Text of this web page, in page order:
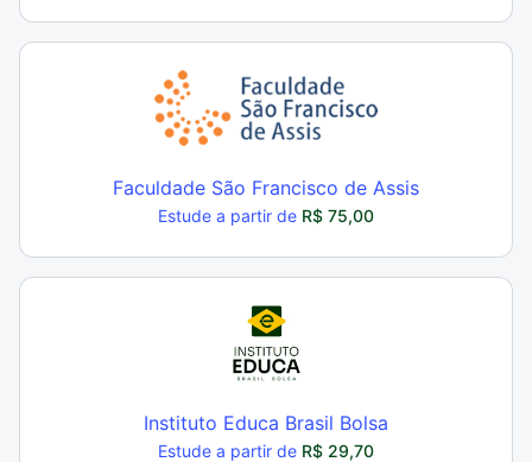
Faculdade São Francisco de Assis
Estude a partir de R$ 75,00
Instituto Educa Brasil Bolsa
Estude a partir de R$ 29,70